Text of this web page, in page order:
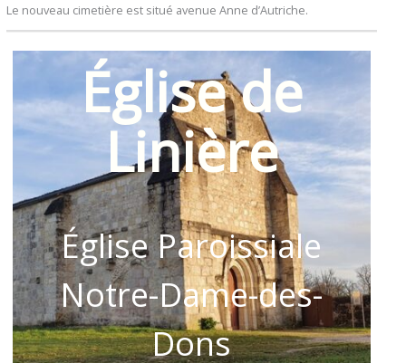
Le nouveau cimetière est situé avenue Anne d’Autriche.
Église de
Linière
Église Paroissiale
Notre-Dame-des-
Dons